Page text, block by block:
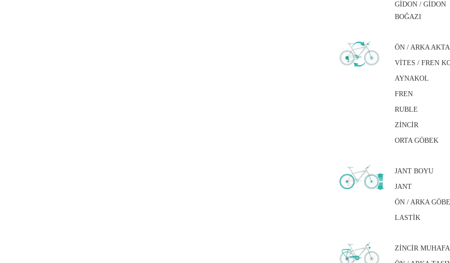
GİDON / GİDON
BOĞAZI
ÖN / ARKA
VİTES / FREN
AYNAKOL
FREN
RUBLE
ZİNCİR
ORTA GÖBEK
JANT BOYU
JANT
ÖN / ARKA
LASTİK
ZİNCİR